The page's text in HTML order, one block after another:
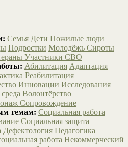
Семья Дети Пожилые люди
Подростки Молодёжь Сироты
Участники СВО
Абилитация Адаптация
Реабилитация
Инновации Исследования
Волонтёрство
Сопровождение
темам: Социальная работа
Социальная защита
Дефектология Педагогика
работа Некоммерческий